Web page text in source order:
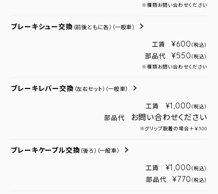
※種類お問い合わせください
ブレーキシュー交換 （前後ともに各） （一般車）
工賃 ¥600 （税込）
部品代 ¥550 （税込）
※種類お問い合わせください
ブレーキレバー交換 （左右セット） （一般車）
工賃 ¥1,000 （税込）
部品代 お問い合わせください
※グリップ脱着の場合＋￥300
ブレーキケーブル交換 （後ろ） （一般車）
工賃 ¥1,000 （税込）
部品代 ¥770 （税込）